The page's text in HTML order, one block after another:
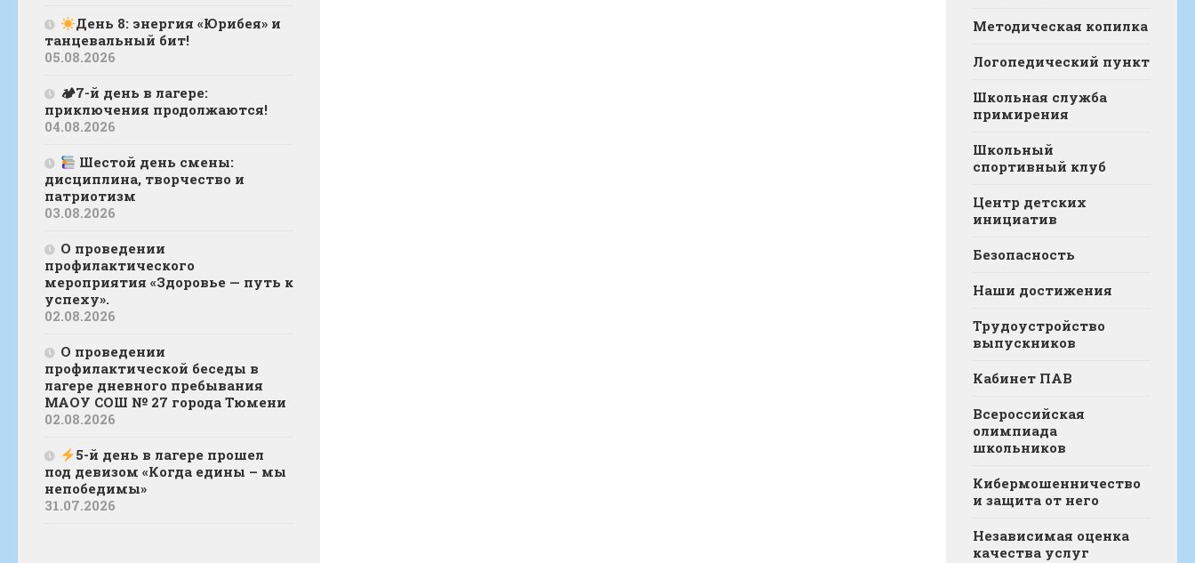
День 8: энергия «Юрибея» и
танцевальный бит!
05.08.2026
🏕7-й день в лагере:
приключения продолжаются!
04.08.2026
Шестой день смены:
дисциплина, творчество и
патриотизм
03.08.2026
О проведении
профилактического
мероприятия «Здоровье — путь к
успеху».
02.08.2026
О проведении
профилактической беседы в
лагере дневного пребывания
МАОУ СОШ № 27 города Тюмени
02.08.2026
5-й день в лагере прошел
под девизом «Когда едины – мы
непобедимы»
31.07.2026
Методическая копилка
Логопедический пункт
Школьная служба
примирения
Школьный
спортивный клуб
Центр детских
инициатив
Безопасность
Наши достижения
Трудоустройство
выпускников
Кабинет ПАВ
Всероссийская
олимпиада
школьников
Кибермошенничество
и защита от него
Независимая оценка
качества услуг